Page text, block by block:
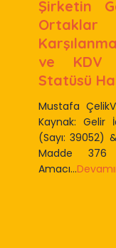
Şirketin
ve KDV
Statüsü
Mustafa
Kaynak: Gelir
(Sayı: 39052)
Madde 376
Amacı...